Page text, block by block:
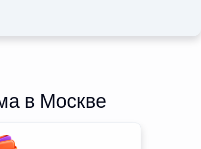
в Москве